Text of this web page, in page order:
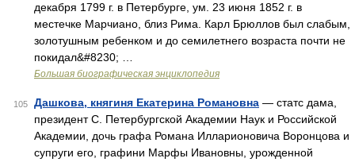
декабря 1799 г. в Петербурге, ум. 23 июня 1852 г. в
местечке Марчиано, близ Рима. Карл Брюллов был слабым,
золотушным ребенком и до семилетнего возраста почти не
покидал&#8230; …
Большая биографическая энциклопедия
105 Дашкова, княгиня Екатерина Романовна — статс дама,
президент С. Петербургской Академии Наук и Российской
Академии, дочь графа Романа Илларионовича Воронцова и
супруги его, графини Марфы Ивановны, урожденной